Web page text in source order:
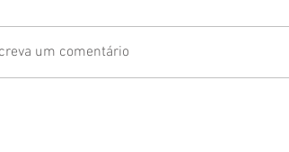
um comentário